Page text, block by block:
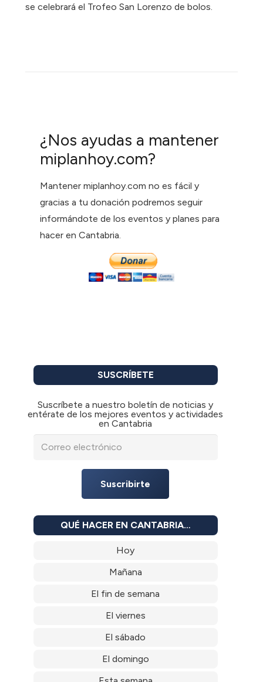
se celebrará el Trofeo San Lorenzo de bolos.
¿Nos ayudas a mantener
miplanhoy.com?
Mantener miplanhoy.com no es fácil y
gracias a tu donación podremos seguir
informándote de los eventos y planes para
hacer en Cantabria.
SUSCRÍBETE
Suscríbete a nuestro boletín de noticias y
entérate de los mejores eventos y actividades
en Cantabria
Suscribirte
QUÉ HACER EN CANTABRIA…
Hoy
Mañana
El fin de semana
El viernes
El sábado
El domingo